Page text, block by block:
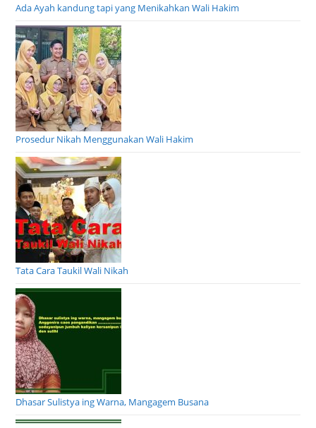
Ada Ayah kandung tapi yang Menikahkan Wali Hakim
Prosedur Nikah Menggunakan Wali Hakim
Tata Cara Taukil Wali Nikah
Dhasar Sulistya ing Warna, Mangagem Busana